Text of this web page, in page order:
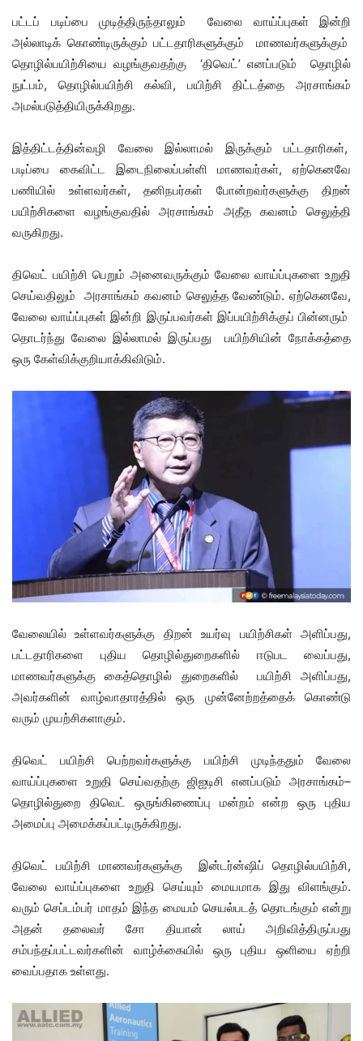
பட்டப் படிப்பை முடித்திருந்தாலும் வேலை வாய்ப்புகள் இன்றி
அல்லாடிக் கொண்டிருக்கும் பட்டதாரிகளுக்கும் மாணவர்களுக்கும்
தொழில்பயிற்சியை வழங்குவதற்கு ‘திவெட்’ எனப்படும் தொழில்
நுட்பம், தொழில்பயிற்சி கல்வி, பயிற்சி திட்டத்தை அரசாங்கம்
அமல்படுத்தியிருக்கிறது.
இத்திட்டத்தின்வழி வேலை இல்லாமல் இருக்கும் பட்டதாரிகள்,
படிப்பை கைவிட்ட இடைநிலைப்பள்ளி மாணவர்கள், ஏற்கெனவே
பணியில் உள்ளவர்கள், தனிநபர்கள் போன்றவர்களுக்கு திறன்
பயிற்சிகளை வழங்குவதில் அரசாங்கம் அதீத கவனம் செலுத்தி
வருகிறது.
திவெட் பயிற்சி பெறும் அனைவருக்கும் வேலை வாய்ப்புகளை உறுதி
செய்வதிலும் அரசாங்கம் கவனம் செலுத்த வேண்டும். ஏற்கெனவே,
வேலை வாய்ப்புகள் இன்றி இருப்பவர்கள் இப்பயிற்சிக்குப் பின்னரும்
தொடர்ந்து வேலை இல்லாமல் இருப்பது பயிற்சியின் நோக்கத்தை
ஒரு கேள்விக்குறியாக்கிவிடும்.
வேலையில் உள்ளவர்களுக்கு திறன் உயர்வு பயிற்சிகள் அளிப்பது,
பட்டதாரிகளை புதிய தொழில்துறைகளில் ஈடுபட வைப்பது,
மாணவர்களுக்கு கைத்தொழில் துறைகளில் பயிற்சி அளிப்பது,
அவர்களின் வாழ்வாதாரத்தில் ஒரு முன்னேற்றத்தைக் கொண்டு
வரும் முயற்சிகளாகும்.
திவெட் பயிற்சி பெற்றவர்களுக்கு பயிற்சி முடிந்ததும் வேலை
வாய்ப்புகளை உறுதி செய்வதற்கு ஜிஐடிசி எனப்படும் அரசாங்கம்–
தொழில்துறை திவெட் ஒருங்கிணைப்பு மன்றம் என்ற ஒரு புதிய
அமைப்பு அமைக்கப்பட்டிருக்கிறது.
திவெட் பயிற்சி மாணவர்களுக்கு இன்டர்ன்ஷிப் தொழில்பயிற்சி,
வேலை வாய்ப்புகளை உறுதி செய்யும் மையமாக இது விளங்கும்.
வரும் செப்டம்பர் மாதம் இந்த மையம் செயல்படத் தொடங்கும் என்று
அதன் தலைவர் சோ தியான் லாய் அறிவித்திருப்பது
சம்பந்தப்பட்டவர்களின் வாழ்க்கையில் ஒரு புதிய ஒளியை ஏற்றி
வைப்பதாக உள்ளது.